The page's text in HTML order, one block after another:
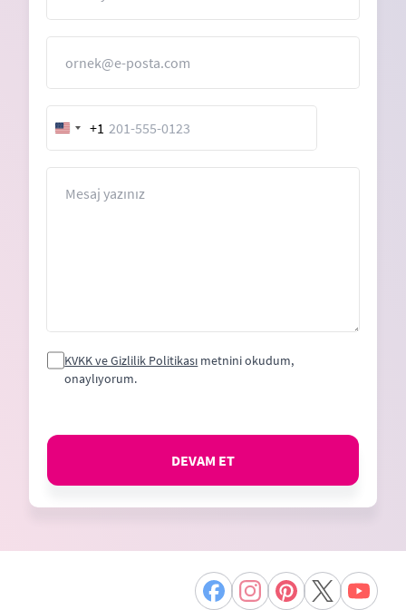
United
States
+1
KVKK ve Gizlilik Politikası metnini okudum,
onaylıyorum.
DEVAM ET